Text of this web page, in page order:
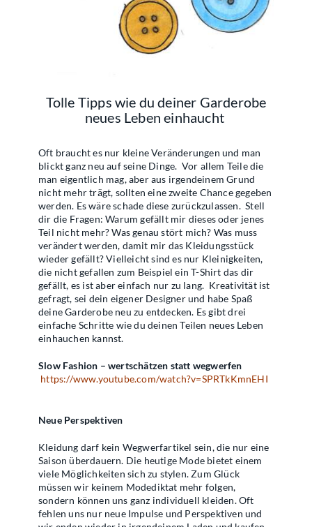
Tolle Tipps wie du deiner Garderobe
neues Leben einhaucht
Oft braucht es nur kleine Veränderungen und man
blickt ganz neu auf seine Dinge. Vor allem Teile die
man eigentlich mag, aber aus irgendeinem Grund
nicht mehr trägt, sollten eine zweite Chance gegeben
werden. Es wäre schade diese zurückzulassen. Stell
dir die Fragen: Warum gefällt mir dieses oder jenes
Teil nicht mehr? Was genau stört mich? Was muss
verändert werden, damit mir das Kleidungsstück
wieder gefällt? Vielleicht sind es nur Kleinigkeiten,
die nicht gefallen zum Beispiel ein T-Shirt das dir
gefällt, es ist aber einfach nur zu lang. Kreativität ist
gefragt, sei dein eigener Designer und habe Spaß
deine Garderobe neu zu entdecken. Es gibt drei
einfache Schritte wie du deinen Teilen neues Leben
einhauchen kannst.
Slow Fashion – wertschätzen statt wegwerfen
https://www.youtube.com/watch?v=SPRTkKmnEHI
Neue Perspektiven
Kleidung darf kein Wegwerfartikel sein, die nur eine
Saison überdauern. Die heutige Mode bietet einem
viele Möglichkeiten sich zu stylen. Zum Glück
müssen wir keinem Modediktat mehr folgen,
sondern können uns ganz individuell kleiden. Oft
fehlen uns nur neue Impulse und Perspektiven und